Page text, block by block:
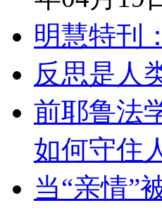
明慧特刊
反思是人
前耶鲁法
如何守住
当“亲情”